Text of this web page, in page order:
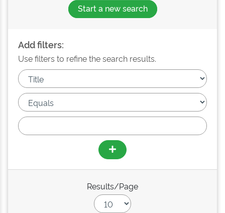
Start a new search
Add filters:
Use filters to refine the search results.
Results/Page